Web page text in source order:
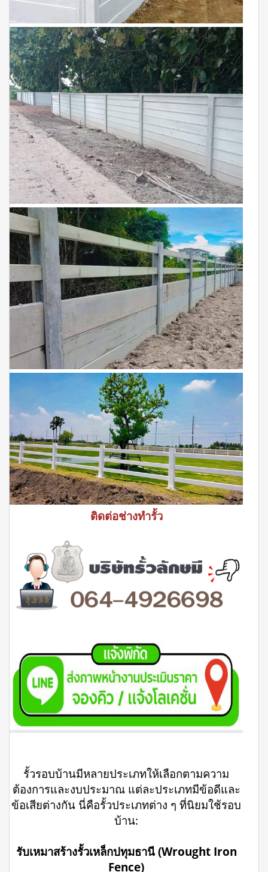
ติดต่อช่างทำรั้ว
รั้วรอบบ้านมีหลายประเภทให้เลือกตามความ
ต้องการและงบประมาณ แต่ละประเภทมีข้อดีและ
ข้อเสียต่างกัน นี่คือรั้วประเภทต่าง ๆ ที่นิยมใช้รอบ
บ้าน:
รับเหมาสร้างรั้วเหล็กปทุมธานี (Wrought Iron
Fence)